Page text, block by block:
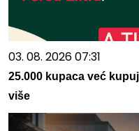
03. 08. 2026 07:31
25.000 kupaca već
više